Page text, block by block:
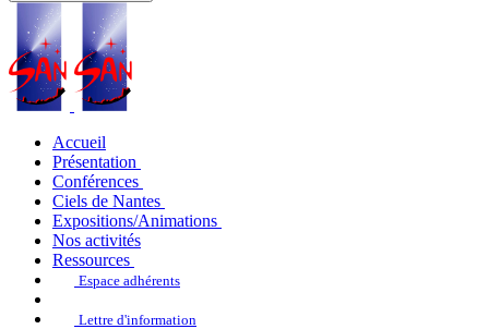
Accueil
Présentation
Conférences
Ciels de Nantes
Expositions/Animations
Nos activités
Ressources
Espace adhérents
Lettre d'information